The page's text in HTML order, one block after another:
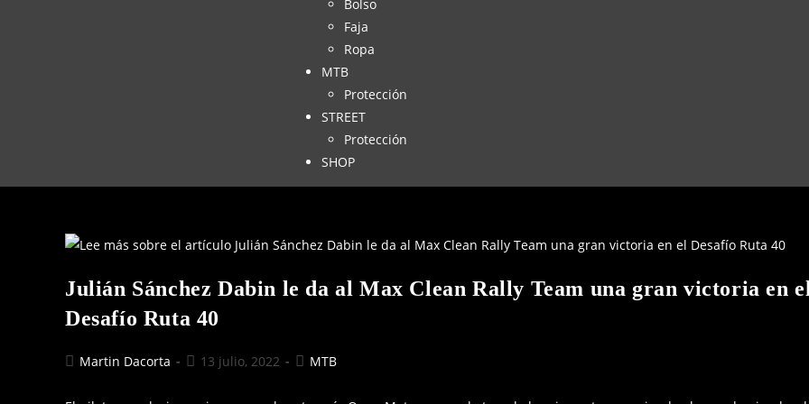
Bolso
Faja
Ropa
MTB
Protección
STREET
Protección
SHOP
Julián Sánchez Dabin le da al Max Clean Rally Team una gran victoria en
Desafío Ruta 40
Martin Dacorta 13 julio, 2022 MTB